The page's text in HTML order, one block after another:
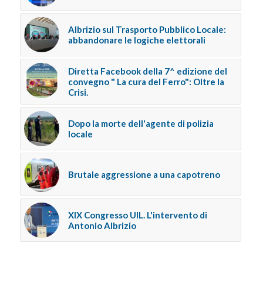
Albrizio sul Trasporto Pubblico Locale:
abbandonare le logiche elettorali
Diretta Facebook della 7^ edizione del
convegno " La cura del Ferro": Oltre la
Crisi.
Dopo la morte dell'agente di polizia
locale
Brutale aggressione a una capotreno
XIX Congresso UIL. L'intervento di
Antonio Albrizio